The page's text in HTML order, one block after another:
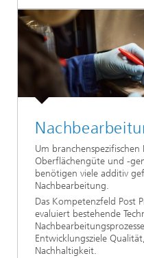
Um
Oberflächengüte und -
benötigen viele additiv
Nachbearbeitung.
Das Kompetenzfeld Post
evaluiert bestehende
Entwicklungsziele
Nachhaltigkeit.